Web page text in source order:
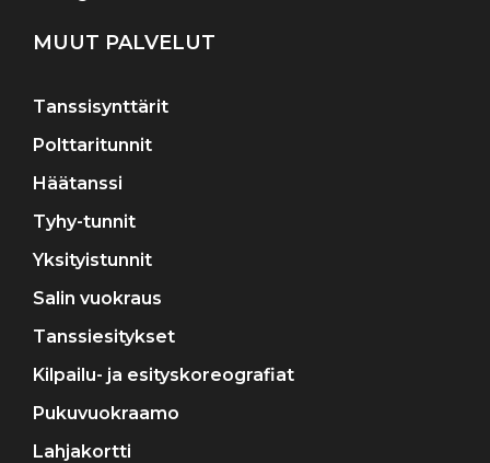
MUUT PALVELUT
Tanssisynttärit
Polttaritunnit
Häätanssi
Tyhy-tunnit
Yksityistunnit
Salin vuokraus
Tanssiesitykset
Kilpailu- ja esityskoreografiat
Pukuvuokraamo
Lahjakortti